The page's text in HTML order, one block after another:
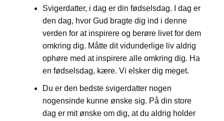
Svigerdatter, i dag er din fødselsdag. I dag er
den dag, hvor Gud bragte dig ind i denne
verden for at inspirere og berøre livet for dem
omkring dig. Måtte dit vidunderlige liv aldrig
ophøre med at inspirere alle omkring dig. Ha
en fødselsdag, kære. Vi elsker dig meget.
Du er den bedste svigerdatter nogen
nogensinde kunne ønske sig. På din store
dag er mit ønske om dig, at du aldrig holder